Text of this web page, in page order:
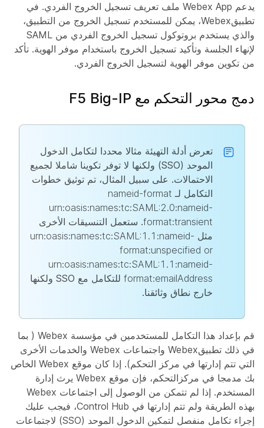
يدعم Webex App ملف تعريف تسجيل الخروج الفردي. في
تطبيقWebex، يمكن للمستخدم تسجيل الخروج من التطبيق،
والذي يستخدم بروتوكول تسجيل الخروج الفردي من SAML
لإنهاء الجلسة وتأكيد تسجيل الخروج باستخدام موفر الهوية. تأكد
من تكوين موفر الهوية لتسجيل الخروج الفردي.
دمج محور التحكم مع F5 Big-IP
تعرض أدلة التهيئة مثالا محددا لتكامل الدخول
الموحد (SSO) ولكنها لا توفر تكوينا شاملا لجميع
الاحتمالات. على سبيل المثال، تم توثيق خطوات
التكامل لـ nameid-format
urn:oasis:names:tc:SAML:2.0:nameid-
format:transient. ستعمل التنسيقات الأخرى
مثل urn:oasis:names:tc:SAML:1.1:nameid-
format:unspecified or
urn:oasis:names:tc:SAML:1.1:nameid-
format:emailAddress
للتكامل مع SSO ولكنها
خارج نطاق وثائقنا.
قم بإعداد هذا التكامل للمستخدمين في مؤسسة Webex ( بما
في ذلك تطبيقWebex واجتماعات Webex والخدمات الأخرى
التي تتم إدارتها في مركز التحكم). إذا كان موقع Webex الخاص
بك مدمجا في مركزالتحكم، فإن موقع Webex يرث إدارة
المستخدم. إذا لم تتمكن من الوصول إلى اجتماعات Webex
بهذه الطريقة ولم تتم إدارتها في Control Hub، فيجب عليك
إجراء تكامل منفصل لتمكين الدخول الموحد (SSO) لاجتماعات